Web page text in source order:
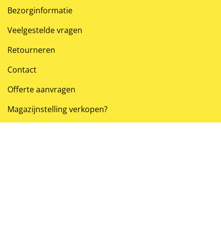
Bezorginformatie
Veelgestelde vragen
Retourneren
Contact
Offerte aanvragen
Magazijnstelling verkopen?